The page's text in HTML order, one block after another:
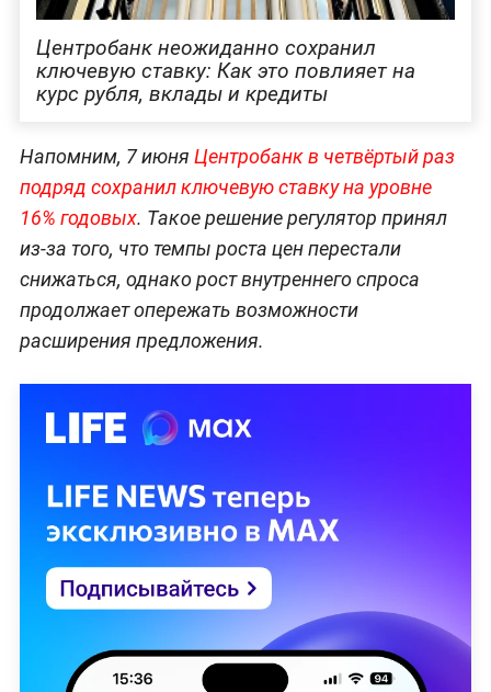
Центробанк неожиданно сохранил
ключевую ставку: Как это повлияет на
курс рубля, вклады и кредиты
Напомним, 7 июня Центробанк в четвёртый раз
подряд сохранил ключевую ставку на уровне
16% годовых. Такое решение регулятор принял
из-за того, что темпы роста цен перестали
снижаться, однако рост внутреннего спроса
продолжает опережать возможности
расширения предложения.